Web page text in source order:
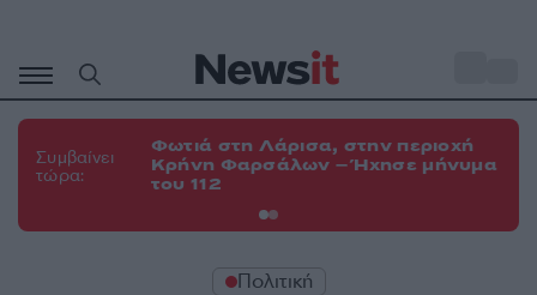
περιεχόμενο
Συμβαίνει
τώρα:
Φωτιά στη Λάρισα, στην περιοχή
Κρήνη Φαρσάλων – Ήχησε μήνυμα
του 112
Πολιτική